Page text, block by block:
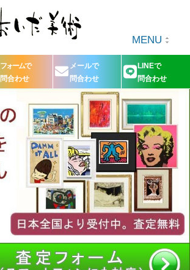
MENU
フォームで
問合わせ
メールで
問合わせ
LINEで
問合わせ